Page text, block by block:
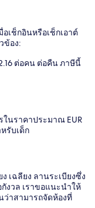
เช็กอินหรือเช็กเอาต์
ข้อง:
ต่อคน ต่อคืน ภาษีนี้
ในราคาประมาณ EUR
รับเด็ก
เฉลียง ลานระเบียงซึ่ง
งวล เราขอแนะนำให้
ว่าสามารถจัดห้องที่